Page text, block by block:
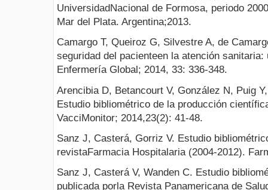
UniversidadNacional de Formosa, periodo
Mar del Plata. Argentina;2013.
Camargo T, Queiroz G, Silvestre A, de
seguridad del pacienteen la atención
Enfermería Global; 2014, 33: 336-348.
Arencibia D, Betancourt V, González N, Puig
Estudio bibliométrico de la producción
VacciMonitor; 2014,23(2): 41-48.
Sanz J, Casterá, Gorriz V. Estudio
revistaFarmacia Hospitalaria (2004-2012).
Sanz J, Casterá V, Wanden C. Estudio
publicada porla Revista Panamericana de